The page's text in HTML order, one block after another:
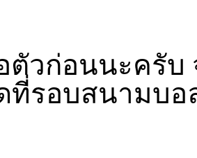
ก่อนนะครับ จ
ที่รอบสนามบ